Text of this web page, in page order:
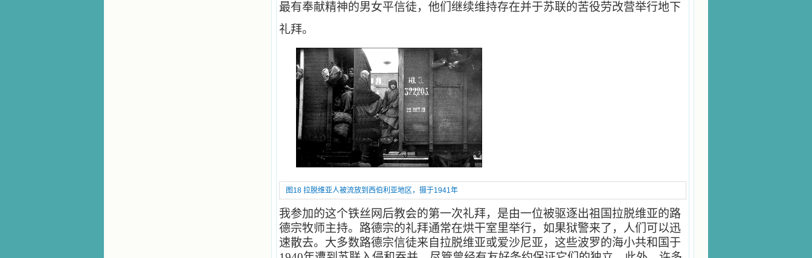
最有奉献精神的男女平信徒，他们继续维持存在并于苏联的苦役劳改营举行地下
礼拜。
图18 拉脱维亚人被流放到西伯利亚地区，摄于1941年
我参加的这个铁丝网后教会的第一次礼拜，是由一位被驱逐出祖国拉脱维亚的路
德宗牧师主持。路德宗的礼拜通常在烘干室里举行，如果狱警来了，人们可以迅
速散去。大多数路德宗信徒来自拉脱维亚或爱沙尼亚，这些波罗的海小共和国于